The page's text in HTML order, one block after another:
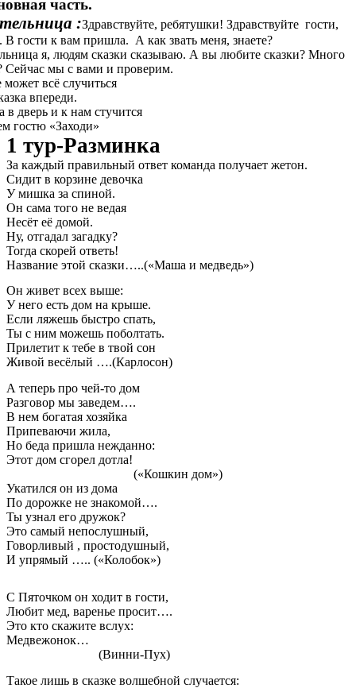
часть.
:Здравствуйте, ребятушки! Здравствуйте гости,
В гости к вам пришла. А как звать меня, знаете?
я, людям сказки сказываю. А вы любите сказки? Много
Сейчас мы с вами и проверим.
может всё случиться
впереди.
и к нам стучится
«Заходи»
1 тур-Разминка
За каждый правильный ответ команда получает жетон.
Сидит в корзине девочка
У мишка за спиной.
Он сама того не ведая
Несёт её домой.
Ну, отгадал загадку?
Тогда скорей ответь!
Название этой сказки…..(«Маша и медведь»)
Он живет всех выше:
У него есть дом на крыше.
Если ляжешь быстро спать,
Ты с ним можешь поболтать.
Прилетит к тебе в твой сон
Живой весёлый ….(Карлосон)
А теперь про чей-то дом
Разговор мы заведем….
В нем богатая хозяйка
Припеваючи жила,
Но беда пришла нежданно:
Этот дом сгорел дотла!
(«Кошкин дом»)
Укатился он из дома
По дорожке не знакомой….
Ты узнал его дружок?
Это самый непослушный,
Говорливый , простодушный,
И упрямый ….. («Колобок»)
С Пяточком он ходит в гости,
Любит мед, варенье просит….
Это кто скажите вслух:
Медвежонок…
(Винни-Пух)
Такое лишь в сказке волшебной случается: